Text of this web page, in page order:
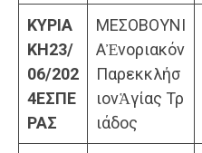
ΚΥΡΙΑ
ΚΗ23/
06/202
4ΕΣΠΕ
ΡΑΣ
ΜΕΣΟΒΟΥΝΙ
ΑἘνοριακόν
Παρεκκλήσ
ιονἉγίας Τρ
ιάδος